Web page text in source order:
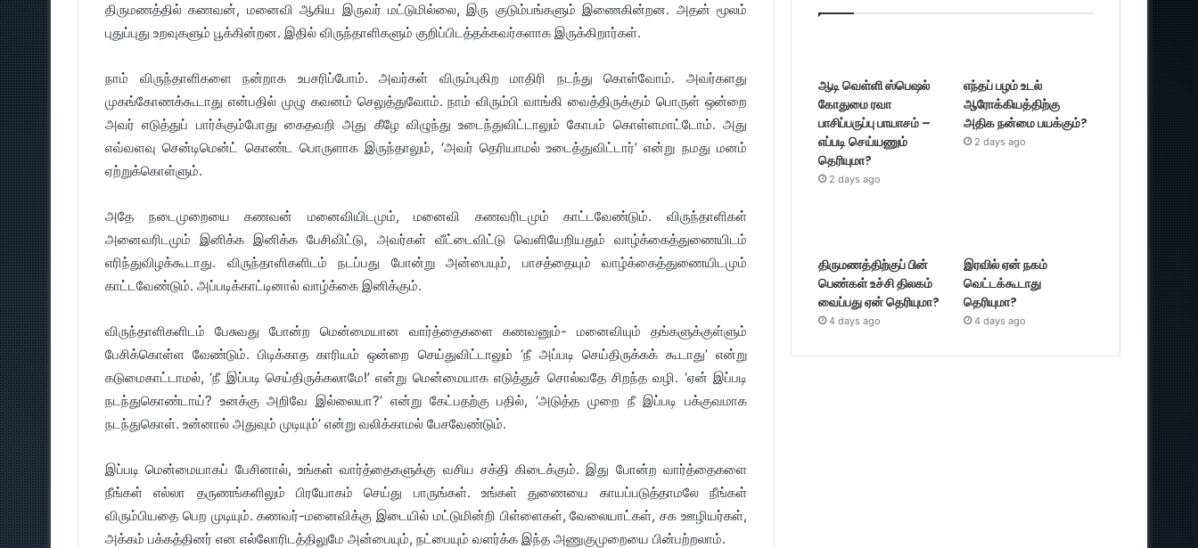
திருமணத்தில் கணவன், மனைவி ஆகிய இருவர் மட்டுமில்லை, இரு குடும்பங்களும் இணைகின்றன. அதன் மூலம்
புதுப்புது உறவுகளும் பூக்கின்றன. இதில் விருந்தாளிகளும் குறிப்பிடத்தக்கவர்களாக இருக்கிறார்கள்.
நாம் விருந்தாளிகளை நன்றாக உபசரிப்போம். அவர்கள் விரும்புகிற மாதிரி நடந்து கொள்வோம். அவர்களது
முகங்கோணக்கூடாது என்பதில் முழு கவனம் செலுத்துவோம். நாம் விரும்பி வாங்கி வைத்திருக்கும் பொருள் ஒன்றை
அவர் எடுத்துப் பார்க்கும்போது கைதவறி அது கீழே விழுந்து உடைந்துவிட்டாலும் கோபம் கொள்ளமாட்டோம். அது
எவ்வளவு சென்டிமென்ட் கொண்ட பொருளாக இருந்தாலும், ‘அவர் தெரியாமல் உடைத்துவிட்டார்’ என்று நமது மனம்
ஏற்றுக்கொள்ளும்.
அதே நடைமுறையை கணவன் மனைவியிடமும், மனைவி கணவரிடமும் காட்டவேண்டும். விருந்தாளிகள்
அனைவரிடமும் இனிக்க இனிக்க பேசிவிட்டு, அவர்கள் வீட்டைவிட்டு வெளியேறியதும் வாழ்க்கைத்துணையிடம்
எரிந்துவிழக்கூடாது. விருந்தாளிகளிடம் நடப்பது போன்று அன்பையும், பாசத்தையும் வாழ்க்கைத்துணையிடமும்
காட்டவேண்டும். அப்படிக்காட்டினால் வாழ்க்கை இனிக்கும்.
விருந்தாளிகளிடம் பேசுவது போன்ற மென்மையான வார்த்தைகளை கணவனும்- மனைவியும் தங்களுக்குள்ளும்
பேசிக்கொள்ள வேண்டும். பிடிக்காத காரியம் ஒன்றை செய்துவிட்டாலும் ‘நீ அப்படி செய்திருக்கக் கூடாது’ என்று
கடுமைகாட்டாமல், ‘நீ இப்படி செய்திருக்கலாமே!’ என்று மென்மையாக எடுத்துச் சொல்வதே சிறந்த வழி. ‘ஏன் இப்படி
நடந்துகொண்டாய்? உனக்கு அறிவே இல்லையா?’ என்று கேட்பதற்கு பதில், ‘அடுத்த முறை நீ இப்படி பக்குவமாக
நடந்துகொள். உன்னால் அதுவும் முடியும்’ என்று வலிக்காமல் பேசவேண்டும்.
இப்படி மென்மையாகப் பேசினால், உங்கள் வார்த்தைகளுக்கு வசிய சக்தி கிடைக்கும். இது போன்ற வார்த்தைகளை
நீங்கள் எல்லா தருணங்களிலும் பிரயோகம் செய்து பாருங்கள். உங்கள் துணையை காயப்படுத்தாமலே நீங்கள்
விரும்பியதை பெற முடியும். கணவர்-மனைவிக்கு இடையில் மட்டுமின்றி பிள்ளைகள், வேலையாட்கள், சக ஊழியர்கள்,
அக்கம் பக்கத்தினர் என எல்லோரிடத்திலுமே அன்பையும், நட்பையும் வளர்க்க இந்த அணுகுமுறையை பின்பற்றலாம்.
ஆடி வெள்ளி ஸ்பெஷல்
கோதுமை ரவா
பாசிப்பருப்பு பாயாசம் –
எப்படி செய்யணும்
தெரியுமா?
2 days ago
எந்தப் பழம் உடல்
ஆரோக்கியத்திற்கு
அதிக நன்மை பயக்கும்?
2 days ago
திருமணத்திற்குப் பின்
பெண்கள் உச்சி திலகம்
வைப்பது ஏன் தெரியுமா?
4 days ago
இரவில் ஏன் நகம்
வெட்டக்கூடாது
தெரியுமா?
4 days ago